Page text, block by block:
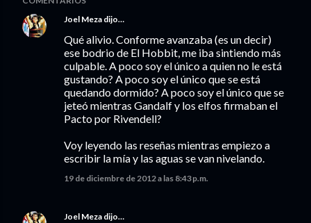
Joel Meza dijo…
Qué alivio. Conforme avanzaba (es un decir)
ese bodrio de El Hobbit, me iba sintiendo más
culpable. A poco soy el único a quien no le está
gustando? A poco soy el único que se está
quedando dormido? A poco soy el único que se
jeteó mientras Gandalf y los elfos firmaban el
Pacto por Rivendell?
Voy leyendo las reseñas mientras empiezo a
escribir la mía y las aguas se van nivelando.
19 de diciembre de 2012 a las 8:43 p.m.
Joel Meza dijo…